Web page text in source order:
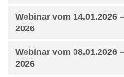
Webinar vom 14.01.2026
2026
Webinar vom 08.01.2026
2026